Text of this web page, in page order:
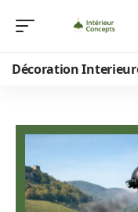
Décoration